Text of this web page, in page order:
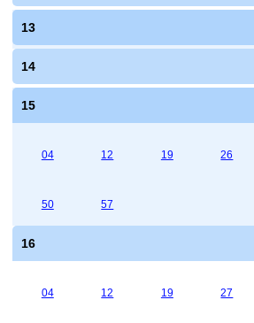
13
14
15
04 12 19 26
50 57
16
04 12 19 27